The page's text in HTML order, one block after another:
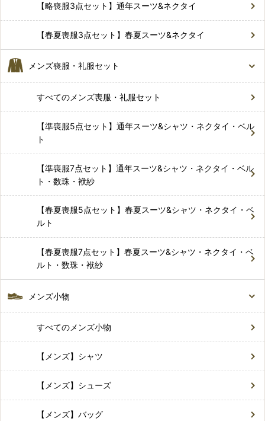
【略喪服3点セット】通年スーツ&ネクタイ
【春夏喪服3点セット】春夏スーツ&ネクタイ
メンズ喪服・礼服セット
すべてのメンズ喪服・礼服セット
【準喪服5点セット】通年スーツ&シャツ・ネクタイ・ベル
ト
【準喪服7点セット】通年スーツ&シャツ・ネクタイ・ベル
ト・数珠・袱紗
【春夏喪服5点セット】春夏スーツ&シャツ・ネクタイ・ベ
ルト
【春夏喪服7点セット】春夏スーツ&シャツ・ネクタイ・ベ
ルト・数珠・袱紗
メンズ小物
すべてのメンズ小物
【メンズ】シャツ
【メンズ】シューズ
【メンズ】バッグ